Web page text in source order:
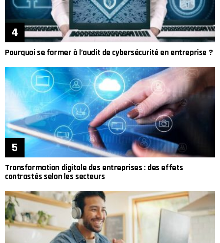
Pourquoi se former à l’audit de cybersécurité en entreprise ?
Transformation digitale des entreprises : des effets
contrastés selon les secteurs